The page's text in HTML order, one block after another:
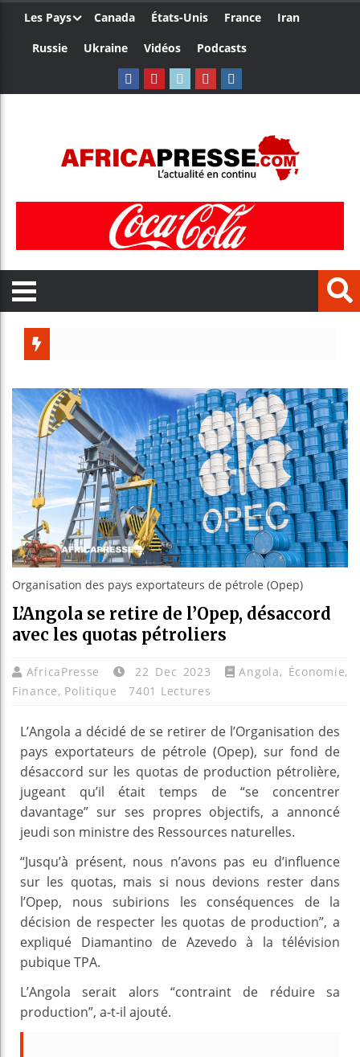
Les Pays Canada États-Unis France
Iran
Russie
Ukraine Vidéos Podcasts
Bénin :
Aliko
Organisation des pays exportateurs de pétrole (Opep)
L’Angola se retire de l’Opep, désaccord
avec les quotas pétroliers
AfricaPresse 22 Dec 2023 Angola, Économie,
Finance, Politique 7401 Lectures
L’Angola a décidé de se retirer de l’Organisation des
pays exportateurs de pétrole (Opep), sur fond de
désaccord sur les quotas de production pétrolière,
jugeant qu’il était temps de “se concentrer
davantage” sur ses propres objectifs, a annoncé
jeudi son ministre des Ressources naturelles.
“Jusqu’à présent, nous n’avons pas eu d’influence
sur les quotas, mais si nous devions rester dans
l’Opep, nous subirions les conséquences de la
décision de respecter les quotas de production”, a
expliqué Diamantino de Azevedo à la télévision
pubique TPA.
L’Angola serait alors “contraint de réduire sa
production”, a-t-il ajouté.